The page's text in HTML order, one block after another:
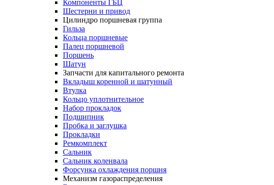
Компоненты ГБЦ
Шестерни и привод
Цилиндро поршневая группа
Гильза
Кольца поршневые
Палец поршневой
Поршень
Шатун
Запчасти для капитального ремонта
Вкладыш коренной и шатунный
Втулка
Кольцо уплотнительное
Набор прокладок
Подшипник
Пробка и заглушка
Прокладки
Ремкомплект
Сальник
Сальник коленвала
Форсунка охлаждения поршня
Механизм газораспределения